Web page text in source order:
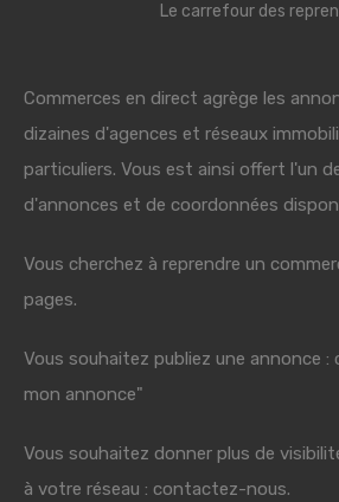
Le carrefour des
Commerces en direct agrège les
dizaines d'agences et réseaux
particuliers. Vous est ainsi offert l'un
d'annonces et de coordonnées
Vous cherchez à reprendre un
pages.
Vous souhaitez publiez une annonce :
mon annonce"
Vous souhaitez donner plus de
à votre réseau : contactez-nous.